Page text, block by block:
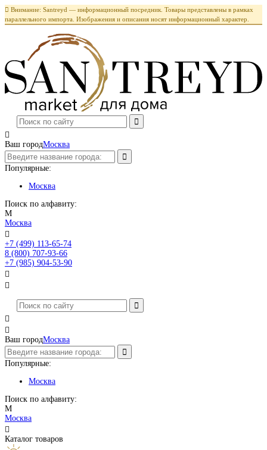
 Внимание: Santreyd — информационный посредник. Товары представлены в рамках
параллельного импорта. Изображения и описания носят информационный характер.

Ваш городМосква
Популярные:
Москва
Поиск по алфавиту:
М
Москва

+7 (499) 113-65-74
8 (800) 707-93-66
+7 (985) 904-53-90




Ваш городМосква
Популярные:
Москва
Поиск по алфавиту:
М
Москва

Каталог товаров